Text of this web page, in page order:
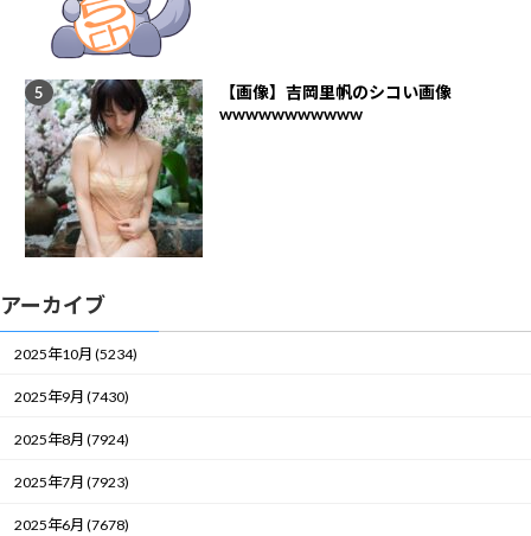
【画像】吉岡里帆のシコい画像
wwwwwwwwwww
アーカイブ
2025年10月 (5234)
2025年9月 (7430)
2025年8月 (7924)
2025年7月 (7923)
2025年6月 (7678)